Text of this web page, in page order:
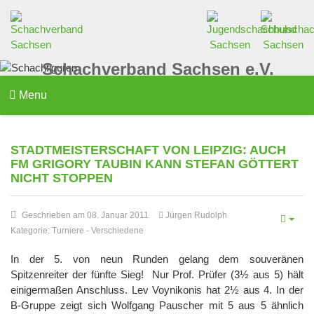
Schachverband Sachsen e.V.
Menu
STADTMEISTERSCHAFT VON LEIPZIG: AUCH
FM GRIGORY TAUBIN KANN STEFAN GÖTTERT
NICHT STOPPEN
Geschrieben am 08. Januar 2011
Jürgen Rudolph
Kategorie: Turniere - Verschiedene
In der 5. von neun Runden gelang dem souveränen
Spitzenreiter der fünfte Sieg! Nur Prof. Prüfer (3½ aus 5) hält
einigermaßen Anschluss. Lev Voynikonis hat 2½ aus 4. In der
B-Gruppe zeigt sich Wolfgang Pauscher mit 5 aus 5 ähnlich